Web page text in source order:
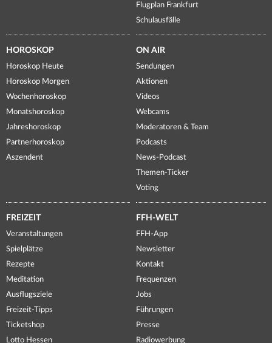
Flugplan Frankfurt
Schulausfälle
HOROSKOP
Horoskop Heute
Horoskop Morgen
Wochenhoroskop
Monatshoroskop
Jahreshoroskop
Partnerhoroskop
Aszendent
ON AIR
Sendungen
Aktionen
Videos
Webcams
Moderatoren & Team
Podcasts
News-Podcast
Themen-Ticker
Voting
FREIZEIT
Veranstaltungen
Spielplätze
Rezepte
Meditation
Ausflugsziele
Freizeit-Tipps
Ticketshop
Lotto Hessen
FFH-WELT
FFH-App
Newsletter
Kontakt
Frequenzen
Jobs
Führungen
Presse
Radiowerbung